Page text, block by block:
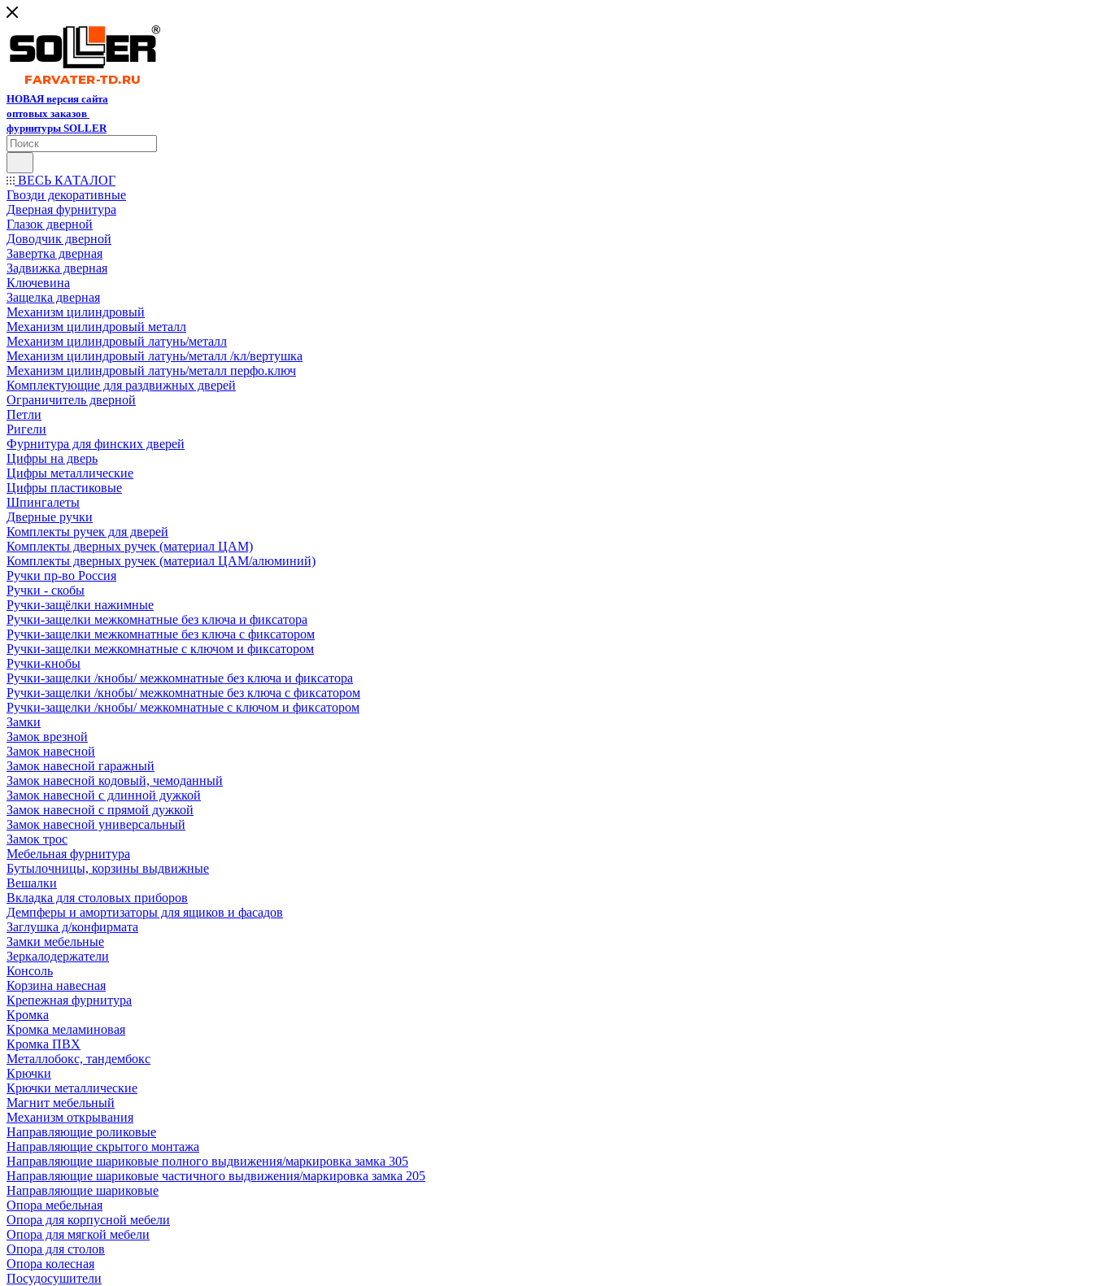
НОВАЯ версия сайта
оптовых заказов
фурнитуры SOLLER
ВЕСЬ КАТАЛОГ
Гвозди декоративные
Дверная фурнитура
Глазок дверной
Доводчик дверной
Завертка дверная
Задвижка дверная
Ключевина
Защелка дверная
Механизм цилиндровый
Механизм цилиндровый металл
Механизм цилиндровый латунь/металл
Механизм цилиндровый латунь/металл /кл/вертушка
Механизм цилиндровый латунь/металл перфо.ключ
Комплектующие для раздвижных дверей
Ограничитель дверной
Петли
Ригели
Фурнитура для финских дверей
Цифры на дверь
Цифры металлические
Цифры пластиковые
Шпингалеты
Дверные ручки
Комплекты ручек для дверей
Комплекты дверных ручек (материал ЦАМ)
Комплекты дверных ручек (материал ЦАМ/алюминий)
Ручки пр-во Россия
Ручки - скобы
Ручки-защёлки нажимные
Ручки-защелки межкомнатные без ключа и фиксатора
Ручки-защелки межкомнатные без ключа с фиксатором
Ручки-защелки межкомнатные с ключом и фиксатором
Ручки-кнобы
Ручки-защелки /кнобы/ межкомнатные без ключа и фиксатора
Ручки-защелки /кнобы/ межкомнатные без ключа с фиксатором
Ручки-защелки /кнобы/ межкомнатные с ключом и фиксатором
Замки
Замок врезной
Замок навесной
Замок навесной гаражный
Замок навесной кодовый, чемоданный
Замок навесной с длинной дужкой
Замок навесной с прямой дужкой
Замок навесной универсальный
Замок трос
Мебельная фурнитура
Бутылочницы, корзины выдвижные
Вешалки
Вкладка для столовых приборов
Демпферы и амортизаторы для ящиков и фасадов
Заглушка д/конфирмата
Замки мебельные
Зеркалодержатели
Консоль
Корзина навесная
Крепежная фурнитура
Кромка
Кромка меламиновая
Кромка ПВХ
Металлобокс, тандембокс
Крючки
Крючки металлические
Магнит мебельный
Механизм открывания
Направляющие роликовые
Направляющие скрытого монтажа
Направляющие шариковые полного выдвижения/маркировка замка 305
Направляющие шариковые частичного выдвижения/маркировка замка 205
Направляющие шариковые
Опора мебельная
Опора для корпусной мебели
Опора для мягкой мебели
Опора для столов
Опора колесная
Посудосушители